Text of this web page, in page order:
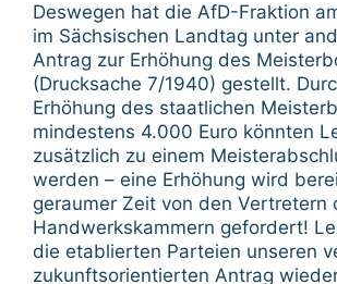
Deswegen hat die AfD-Fraktion
im Sächsischen Landtag unter
Antrag zur Erhöhung des
(Drucksache 7/1940) gestellt.
Erhöhung des staatlichen
mindestens 4.000 Euro könnten
zusätzlich zu einem
werden – eine Erhöhung wird
geraumer Zeit von den Vertretern
Handwerkskammern gefordert!
die etablierten Parteien unseren
zukunftsorientierten Antrag